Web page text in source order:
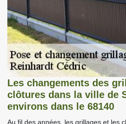
Les changements des
clôtures dans la ville de
environs dans le 68140
Au fil des années, les grillages et les